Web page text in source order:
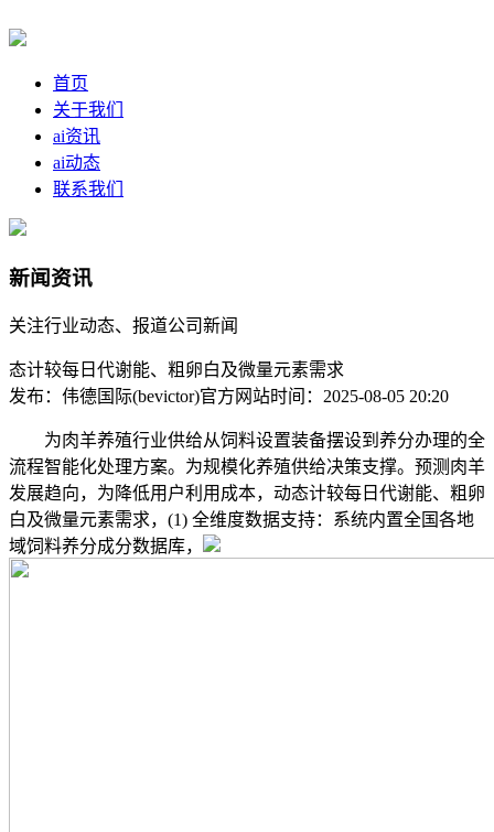
首页
关于我们
ai资讯
ai动态
联系我们
新闻资讯
关注行业动态、报道公司新闻
态计较每日代谢能、粗卵白及微量元素需求
发布：伟德国际(bevictor)官方网站时间：2025-08-05 20:20
为肉羊养殖行业供给从饲料设置装备摆设到养分办理的全
流程智能化处理方案。为规模化养殖供给决策支撑。预测肉羊
发展趋向，为降低用户利用成本，动态计较每日代谢能、粗卵
白及微量元素需求，(1) 全维度数据支持：系统内置全国各地
域饲料养分成分数据库，